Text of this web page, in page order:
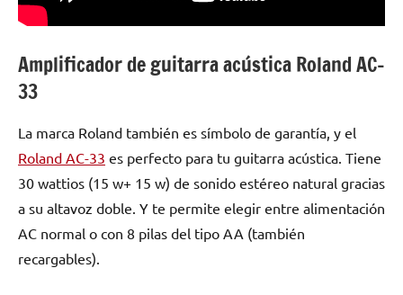
Amplificador de guitarra acústica Roland AC-
33
La marca Roland también es símbolo de garantía, y el
Roland AC-33 es perfecto para tu guitarra acústica. Tiene
30 wattios (15 w+ 15 w) de sonido estéreo natural gracias
a su altavoz doble. Y te permite elegir entre alimentación
AC normal o con 8 pilas del tipo AA (también
recargables).